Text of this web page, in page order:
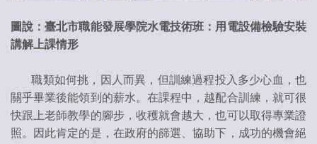
圖說：臺北市職能發展學院水電技術班：用電設備檢驗安裝
講解上課情形
職類如何挑，因人而異，但訓練過程投入多少心血，也
關乎畢業後能領到的薪水。在課程中，越配合訓練，就可很
快跟上老師教學的腳步，收穫就會越大，也可以取得專業證
照。因此肯定的是，在政府的篩選、協助下，成功的機會絕